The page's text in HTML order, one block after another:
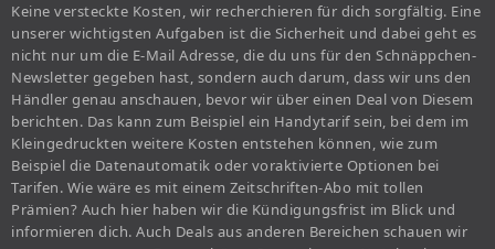
Keine versteckte Kosten, wir recherchieren für dich sorgfältig. Eine
unserer wichtigsten Aufgaben ist die Sicherheit und dabei geht es
nicht nur um die E-Mail Adresse, die du uns für den Schnäppchen-
Newsletter gegeben hast, sondern auch darum, dass wir uns den
Händler genau anschauen, bevor wir über einen Deal von Diesem
berichten. Das kann zum Beispiel ein Handytarif sein, bei dem im
Kleingedruckten weitere Kosten entstehen können, wie zum
Beispiel die Datenautomatik oder voraktivierte Optionen bei
Tarifen. Wie wäre es mit einem Zeitschriften-Abo mit tollen
Prämien? Auch hier haben wir die Kündigungsfrist im Blick und
informieren dich. Auch Deals aus anderen Bereichen schauen wir